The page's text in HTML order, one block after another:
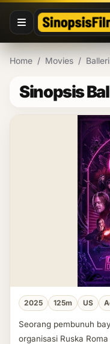
Lewati ke konten
Home / Movies /
Sinopsis
2025 125m US
Seorang pembunuh
organisasi Ruska